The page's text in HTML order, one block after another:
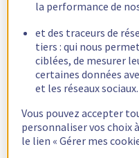
la performance de
et des traceurs de
tiers : qui nous
ciblées, de mesurer
certaines données
et les réseaux sociaux.
Vous pouvez accepter
personnaliser vos
le lien « Gérer mes